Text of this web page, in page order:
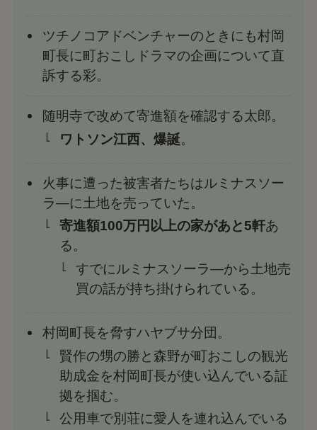
ツチノコアドベンチャーのときにも村岡
町長に町おこしドラマの企画について直
訴する彩。
随明寺で改めて寄進額を確認する太郎。
ワトソン江西、爆誕。
火事に遭った被害者たちはルミナスソー
ラ―に土地を売っていた。
寄進額100万円以上の家があと5軒あ
る。
すでにルミナスソーラ―から土地売
買の話が持ち掛けられている。
村岡町長を脅すハヤブサ分団。
賢作の甥の勝と森野が町おこしの観光
助成金を村岡町長が使い込んでいる証
拠を掴む。
公用車で別荘に愛人を連れ込んでいる